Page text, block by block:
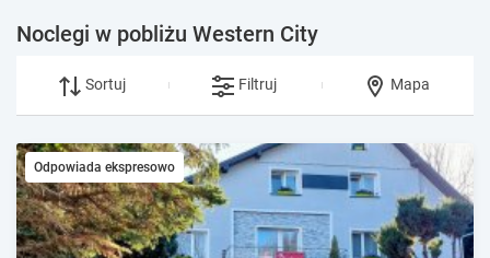
Noclegi w pobliżu Western City
Sortuj Filtruj Mapa
Odpowiada ekspresowo